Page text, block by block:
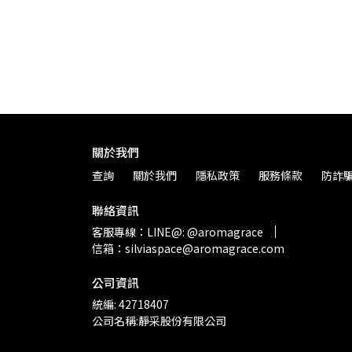
關於我們
查詢 關於我們 隱私政策 服務條款 防詐
聯絡資訊
客服專線：LINE@: @aromagrace
信箱：silviaspace@aromagrace.com
公司資訊
統編: 42718407
公司名稱:靜采股份有限公司